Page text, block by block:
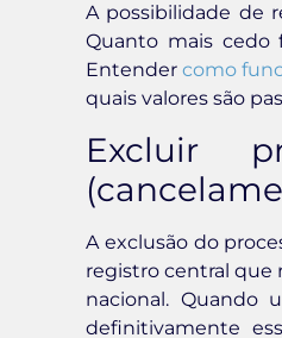
A possibilidade de
Quanto mais cedo
Entendercomo
quais valores são
Excluir
A exclusão do
registro central que
nacional. Quando
definitivamente